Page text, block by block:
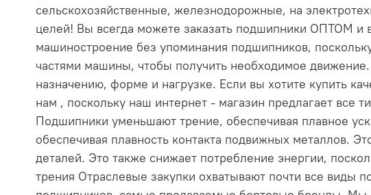
сельскохозяйственные, железнодорожные, на
целей! Вы всегда можете заказать подшипники ОПТОМ
машиностроение без упоминания подшипников,
частями машины, чтобы получить необходимое
назначению, форме и нагрузке. Если вы хотите купить
нам , поскольку наш интернет - магазин предлагает
Подшипники уменьшают трение, обеспечивая плавное
обеспечивая плавность контакта подвижных металлов.
деталей. Это также снижает потребление энергии,
трения Отраслевые закупки охватывают почти все